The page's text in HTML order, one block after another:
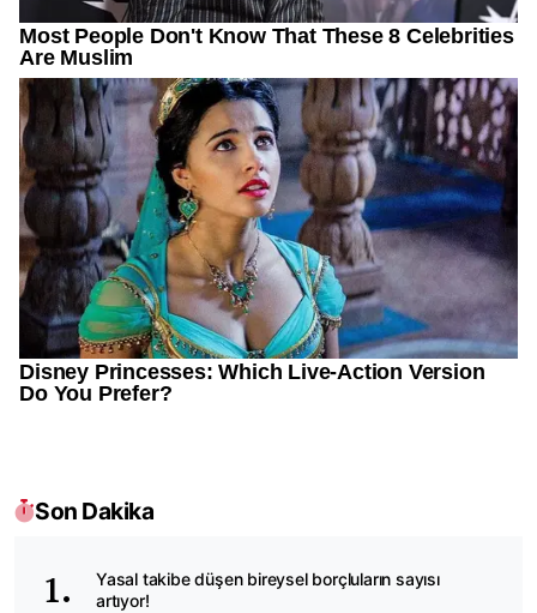
Son Dakika
Yasal takibe düşen bireysel borçluların sayısı
artıyor!